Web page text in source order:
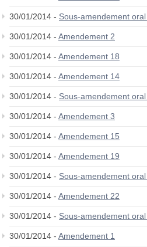
30/01/2014 - Sous-amendement oral
30/01/2014 - Amendement 2
30/01/2014 - Amendement 18
30/01/2014 - Amendement 14
30/01/2014 - Sous-amendement oral
30/01/2014 - Amendement 3
30/01/2014 - Amendement 15
30/01/2014 - Amendement 19
30/01/2014 - Sous-amendement oral
30/01/2014 - Amendement 22
30/01/2014 - Sous-amendement oral
30/01/2014 - Amendement 1